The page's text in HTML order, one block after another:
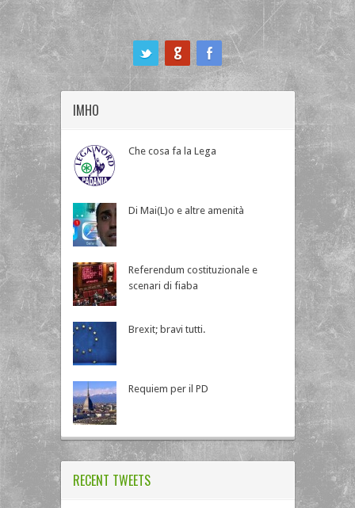
IMHO
Che cosa fa la Lega
Di Mai(L)o e altre amenità
Referendum costituzionale e
scenari di fiaba
Brexit; bravi tutti.
Requiem per il PD
RECENT TWEETS